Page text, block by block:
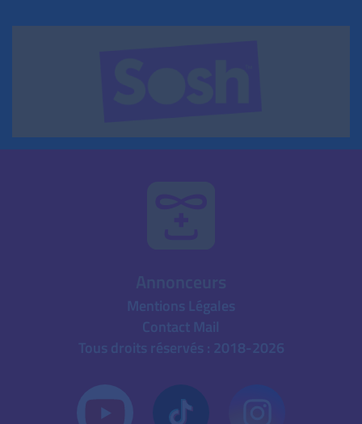
Mentions Légales
Contact Mail
Tous droits réservés : 2018-2026